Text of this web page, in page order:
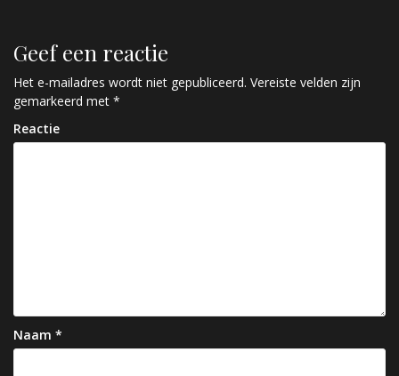
i
c
h
t
a
t
Geef een reactie
Het e-mailadres wordt niet gepubliceerd. Vereiste velden zijn
gemarkeerd met *
Reactie
Naam *